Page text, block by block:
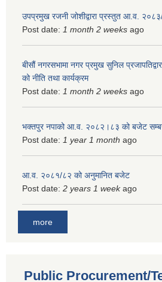
उपप्रमुख रजनी जोशीद्वारा प्रस्तुत आ.व.
Post date: 1 month 2 weeks ago
बीसौं नगरसभामा नगर प्रमुख सुनिल
को नीति तथा कार्यक्रम
Post date: 1 month 2 weeks ago
भक्तपुर नपाको आ.व. २०८२।८३ को बजेट
Post date: 1 year 1 month ago
आ.व. २०८१/८२ को अनुमानित बजेट
Post date: 2 years 1 weekago
more
Public Procurement/